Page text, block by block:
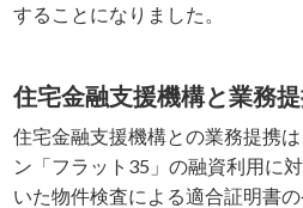
することになりました。
住宅金融支援機構と業務
住宅金融支援機構との業務提携
ン「フラット35」の融資利用に
いた物件検査による適合証明書